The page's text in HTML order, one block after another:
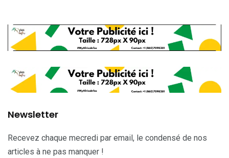
Newsletter
Recevez chaque mecredi par email, le condensé de nos
articles à ne pas manquer !